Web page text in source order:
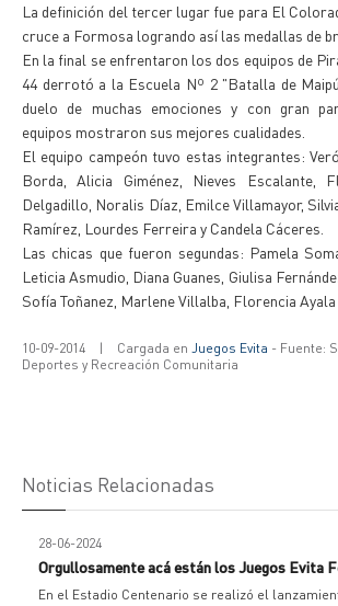
La definición del tercer lugar fue para El
cruce a Formosa logrando así las medallas de
En la final se enfrentaron los dos equipos de
44 derrotó a la Escuela Nº 2 "Batalla de
duelo de muchas emociones y con gran
equipos mostraron sus mejores cualidades.
El equipo campeón tuvo estas integrantes:
Borda, Alicia Giménez, Nieves Escalante,
Delgadillo, Noralis Díaz, Emilce Villamayor,
Ramírez, Lourdes Ferreira y Candela Cáceres.
Las chicas que fueron segundas: Pamela
Leticia Asmudio, Diana Guanes, Giulisa
Sofía Toñanez, Marlene Villalba, Florencia Ayala
10-09-2014 | Cargada en Juegos Evita - Fuente:
Deportes y Recreación Comunitaria
Noticias Relacionadas
28-06-2024
Orgullosamente acá están los Juegos Evita
En el Estadio Centenario se realizó el